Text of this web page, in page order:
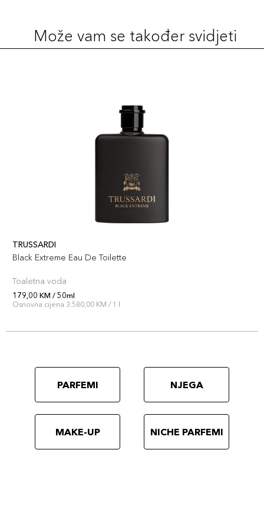
Može vam se također svidjeti
TRUSSARDI
Black Extreme Eau De Toilette
Toaletna voda
179,00 KM / 50ml
Osnovna cijena 3.580,00 KM / 1 l
PARFEMI NJEGA
MAKE-UP NICHE PARFEMI